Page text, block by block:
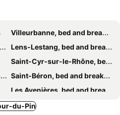
Villeurbanne, bed and breakfasts
Lens-Lestang, bed and breakfasts
Saint-Cyr-sur-le-Rhône, bed and breakfasts
Saint-Béron, bed and breakfasts
Les Avenières, bed and breakfasts
Bellegarde-Poussieu, bed and breakfasts
du-Pin